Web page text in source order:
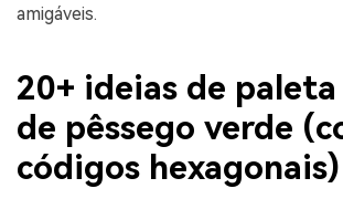
amigáveis.
20+ ideias de
de pêssego verde
códigos hexagonais)